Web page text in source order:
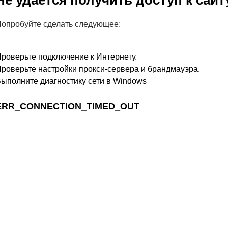
сделать следующее:
подключение к Интернету.
настройки прокси-сервера и брандмауэра.
диагностику сети в Windows